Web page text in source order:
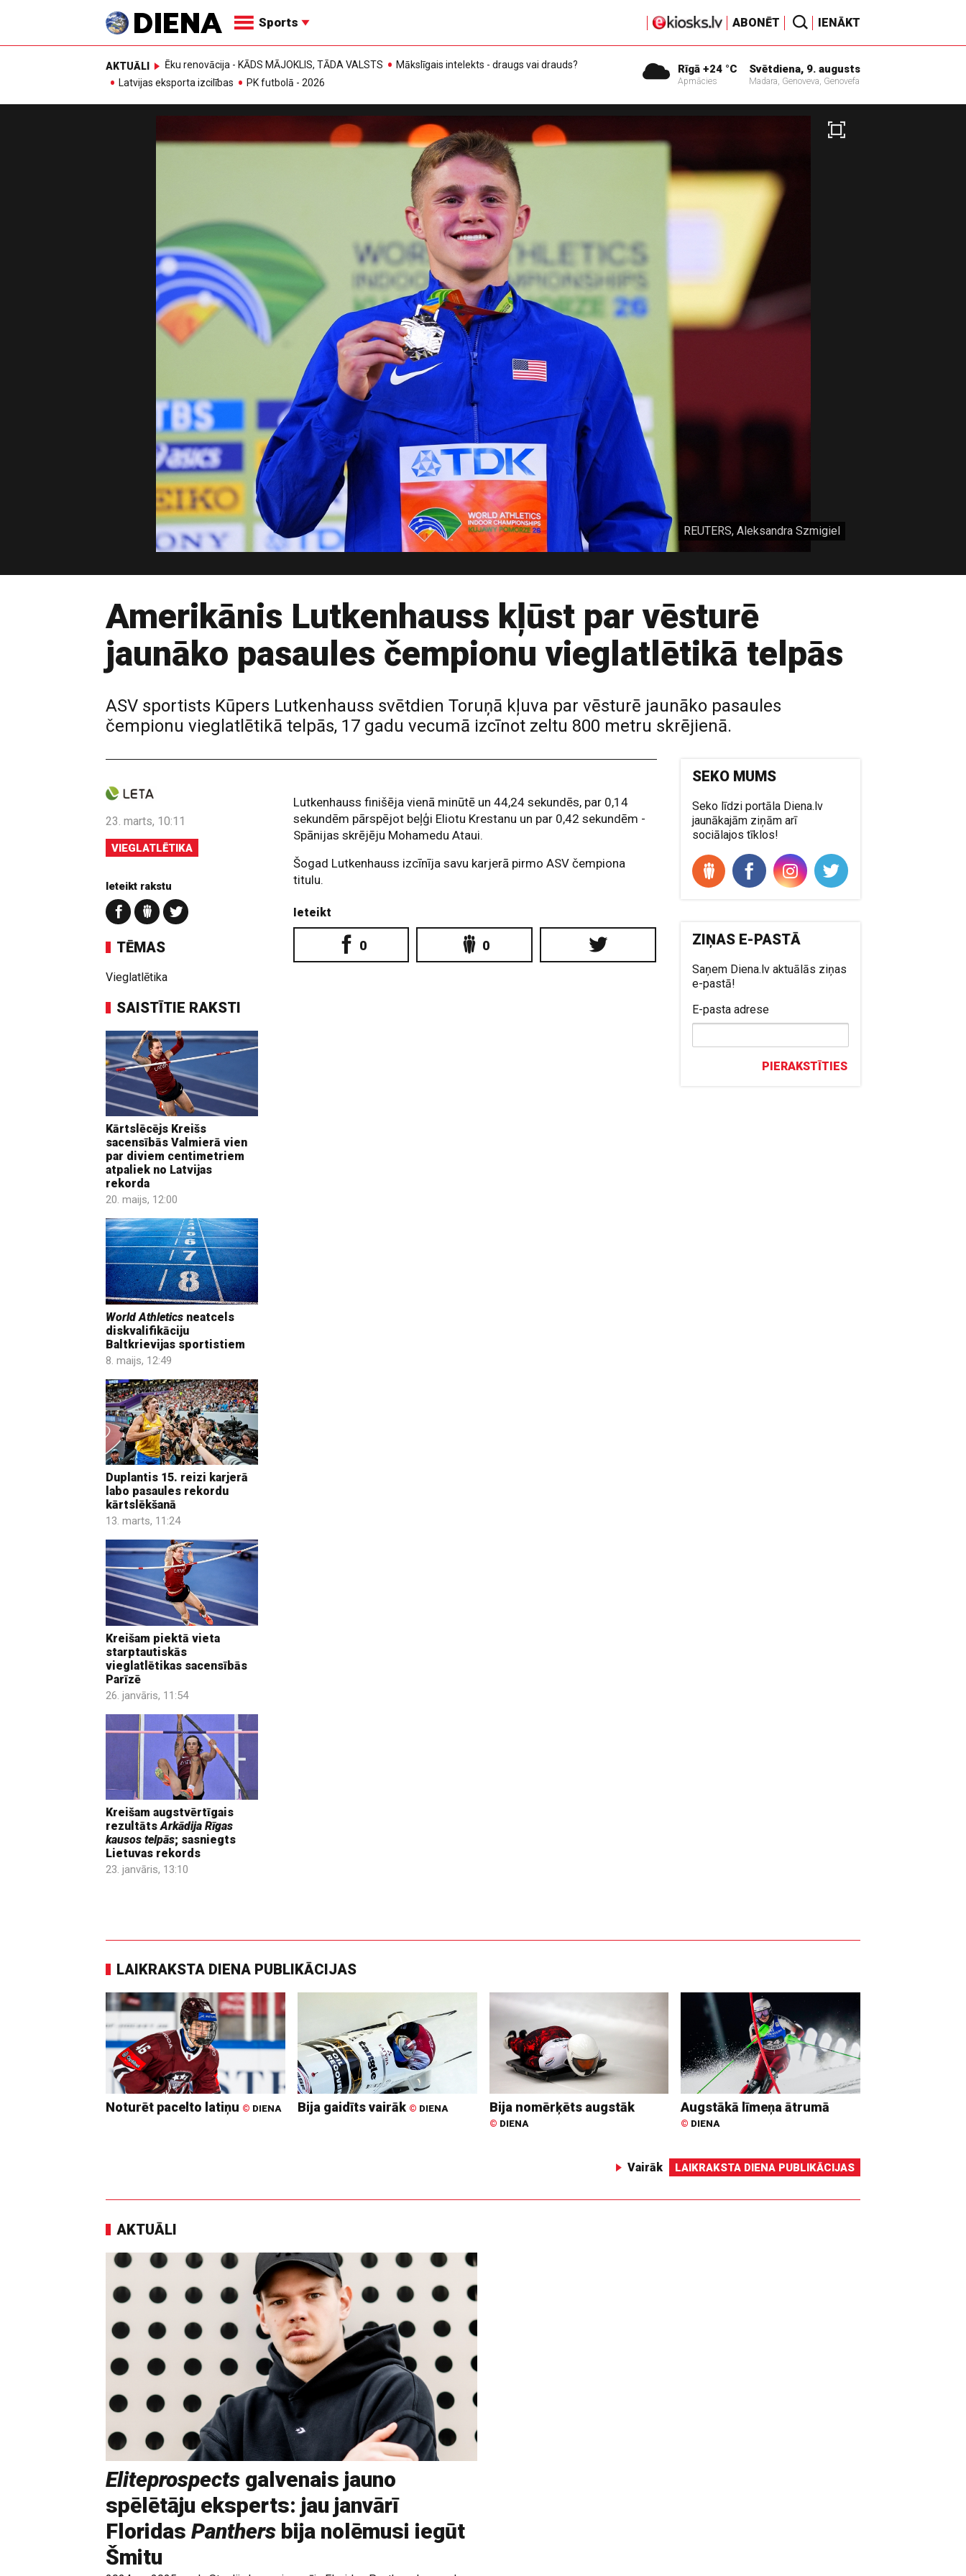
Sports ABONĒT IENĀKT
AKTUĀLI Ēku renovācija - KĀDS MĀJOKLIS, TĀDA VALSTS
Mākslīgais intelekts - draugs vai drauds?
Latvijas eksporta izcilības
PK futbolā - 2026
Rīgā +24 °C
Apmācies
Svētdiena, 9. augusts
Madara, Genoveva, Genovefa
REUTERS, Aleksandra Szmigiel
Amerikānis Lutkenhauss kļūst par vēsturē
jaunāko pasaules čempionu vieglatlētikā telpās
ASV sportists Kūpers Lutkenhauss svētdien Toruņā kļuva par vēsturē jaunāko pasaules
čempionu vieglatlētikā telpās, 17 gadu vecumā izcīnot zeltu 800 metru skrējienā.
23. marts, 10:11
VIEGLATLĒTIKA
Ieteikt rakstu
TĒMAS
Vieglatlētika
SAISTĪTIE RAKSTI
Kārtslēcējs Kreišs
sacensībās Valmierā vien
par diviem centimetriem
atpaliek no Latvijas
rekorda
20. maijs, 12:00
World Athletics neatcels
diskvalifikāciju
Baltkrievijas sportistiem
8. maijs, 12:49
Duplantis 15. reizi karjerā
labo pasaules rekordu
kārtslēkšanā
13. marts, 11:24
Kreišam piektā vieta
starptautiskās
vieglatlētikas sacensībās
Parīzē
26. janvāris, 11:54
Kreišam augstvērtīgais
rezultātsArkādija Rīgas
kausos telpās; sasniegts
Lietuvas rekords
23. janvāris, 13:10
Lutkenhauss finišēja vienā minūtē un 44,24 sekundēs, par 0,14
sekundēm pārspējot beļģi Eliotu Krestanu un par 0,42 sekundēm -
Spānijas skrējēju Mohamedu Ataui.
Šogad Lutkenhauss izcīnīja savu karjerā pirmo ASV čempiona
titulu.
Ieteikt
0 0
SEKO MUMS
Seko līdzi portāla Diena.lv
jaunākajām ziņām arī
sociālajos tīklos!
ZIŅAS E-PASTĀ
Saņem Diena.lv aktuālās ziņas
e-pastā!
E-pasta adrese
PIERAKSTĪTIES
LAIKRAKSTA DIENA PUBLIKĀCIJAS
Noturēt pacelto latiņu © DIENA Bija gaidīts vairāk © DIENA Bija nomērķēts augstāk
© DIENA
Augstākā līmeņa ātrumā
© DIENA
Vairāk LAIKRAKSTA DIENA PUBLIKĀCIJAS
AKTUĀLI
Eliteprospects galvenais jauno
spēlētāju eksperts: jau janvārī
Floridas Panthers bija nolēmusi iegūt
Šmitu